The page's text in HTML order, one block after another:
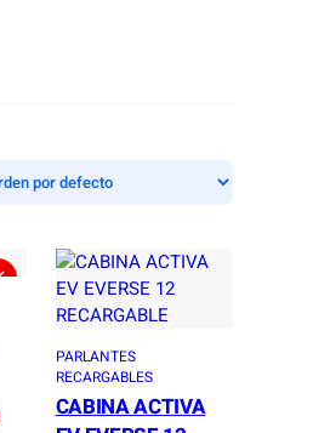
PARLANTES
RECARGABLES
CABINA ACTIVA